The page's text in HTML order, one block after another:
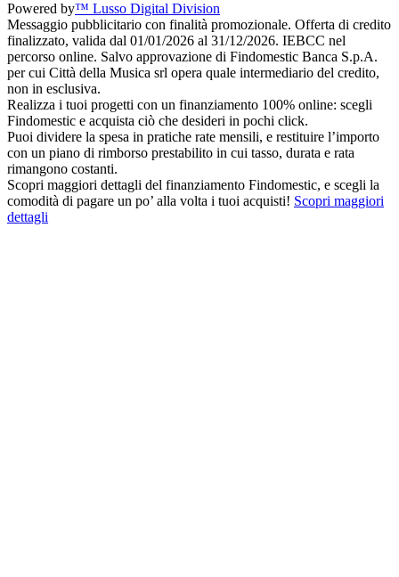
Powered by™ Lusso Digital Division
Messaggio pubblicitario con finalità promozionale. Offerta di credito
finalizzato, valida dal 01/01/2026 al 31/12/2026. IEBCC nel
percorso online. Salvo approvazione di Findomestic Banca S.p.A.
per cui Città della Musica srl opera quale intermediario del credito,
non in esclusiva.
Realizza i tuoi progetti con un finanziamento 100% online: scegli
Findomestic e acquista ciò che desideri in pochi click.
Puoi dividere la spesa in pratiche rate mensili, e restituire l’importo
con un piano di rimborso prestabilito in cui tasso, durata e rata
rimangono costanti.
Scopri maggiori dettagli del finanziamento Findomestic, e scegli la
comodità di pagare un po’ alla volta i tuoi acquisti! Scopri maggiori
dettagli